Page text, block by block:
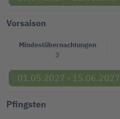
Vorsaison
Mindestübernachtungen
3
01.05.2027 - 15.06.2027
Pfingsten